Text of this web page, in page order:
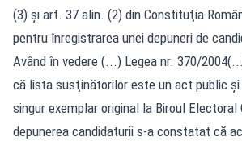
(3) şi art. 37 alin. (2) din Constituţia
pentru înregistrarea unei depuneri de
Având în vedere (...) Legea nr. 370/
că lista susţinătorilor este un act public şi
singur exemplar original la Biroul Electoral
depunerea candidaturii s-a constatat că